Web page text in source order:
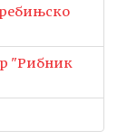
"Рибник